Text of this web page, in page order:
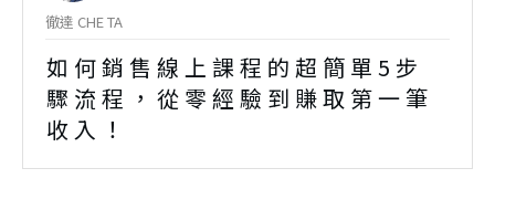
徹達 CHE TA
如何銷售線上課程的超簡單5步
驟流程，從零經驗到賺取第一筆
收入！